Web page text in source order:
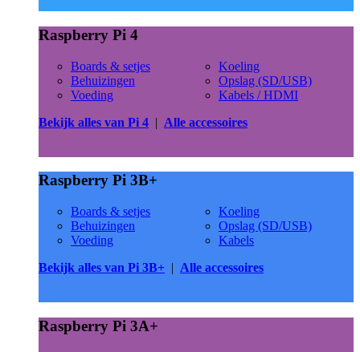
Raspberry Pi 4
Boards & setjes
Behuizingen
Voeding
Koeling
Opslag (SD/USB)
Kabels / HDMI
Bekijk alles van Pi 4 | Alle accessoires
Raspberry Pi 3B+
Boards & setjes
Behuizingen
Voeding
Koeling
Opslag (SD/USB)
Kabels
Bekijk alles van Pi 3B+ | Alle accessoires
Raspberry Pi 3A+